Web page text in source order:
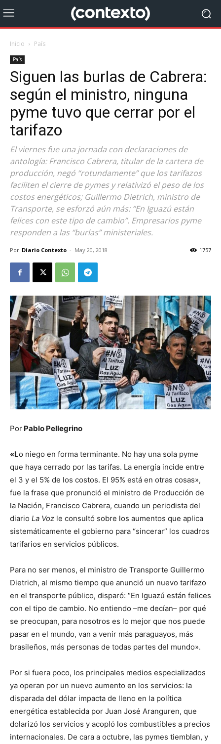
Inicio País
País
Siguen las burlas de Cabrera:
según el ministro, ninguna
pyme tuvo que cerrar por el
tarifazo
El viernes fue una jornada con declaraciones de
antología: Francisco Cabrera, titular de la cartera de
producción, negó “rotundamente” que los tarifazos
faciliten el cierre de pymes y relativizó el peso de los
costos energéticos; Guillermo Dietrich, ministro de
Transporte, se esforzó aún más: “En Iguazú están
felices con este tipo de cambio”. Empresarios pyme
responden a las “burlas” ministeriales.
Por Diario Contexto - May 20, 2018 1757
Por Pablo Pellegrino
«Lo niego en forma terminante. No hay una sola pyme
que haya cerrado por las tarifas. La energía incide entre
el 3 y el 5% de los costos. El 95% está en otras cosas»,
fue la frase que pronunció el ministro de Producción de
la Nación, Francisco Cabrera, cuando un periodista del
diario La Voz le consultó sobre los aumentos que aplica
sistemáticamente el gobierno para “sincerar” los cuadros
tarifarios en servicios públicos.
Para no ser menos, el ministro de Transporte Guillermo
Dietrich, al mismo tiempo que anunció un nuevo tarifazo
en el transporte público, disparó: “En Iguazú están felices
con el tipo de cambio. No entiendo –me decían– por qué
se preocupan, para nosotros es lo mejor que nos puede
pasar en el mundo, van a venir más paraguayos, más
brasileños, más personas de todas partes del mundo».
Por si fuera poco, los principales medios especializados
ya operan por un nuevo aumento en los servicios: la
disparada del dólar impacta de lleno en la política
energética establecida por Juan José Aranguren, que
dolarizó los servicios y acopló los combustibles a precios
internacionales. De cara a octubre, las pymes tiemblan, y